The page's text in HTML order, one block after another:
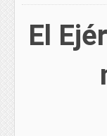
El